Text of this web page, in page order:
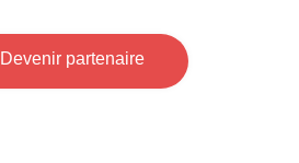
Devenir partenaire